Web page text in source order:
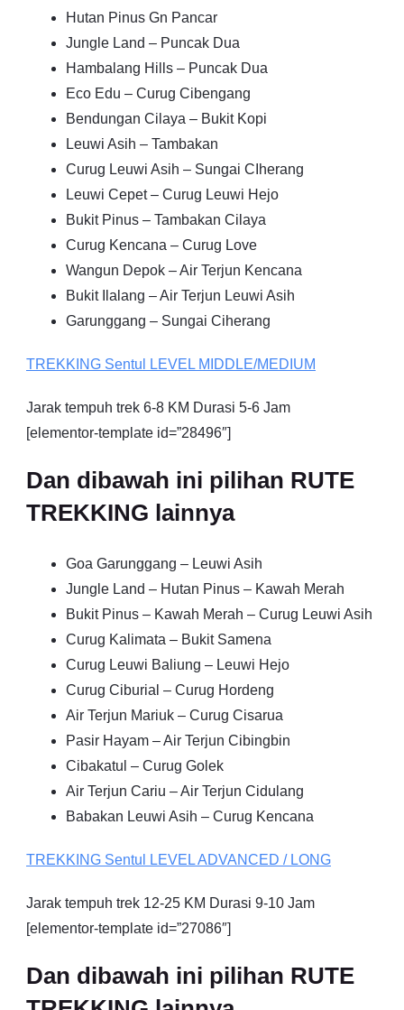
Hutan Pinus Gn Pancar
Jungle Land – Puncak Dua
Hambalang Hills – Puncak Dua
Eco Edu – Curug Cibengang
Bendungan Cilaya – Bukit Kopi
Leuwi Asih – Tambakan
Curug Leuwi Asih – Sungai CIherang
Leuwi Cepet – Curug Leuwi Hejo
Bukit Pinus – Tambakan Cilaya
Curug Kencana – Curug Love
Wangun Depok – Air Terjun Kencana
Bukit Ilalang – Air Terjun Leuwi Asih
Garunggang – Sungai Ciherang
TREKKING Sentul LEVEL MIDDLE/MEDIUM
Jarak tempuh trek 6-8 KM Durasi 5-6 Jam
[elementor-template id=”28496″]
Dan dibawah ini pilihan RUTE
TREKKING lainnya
Goa Garunggang – Leuwi Asih
Jungle Land – Hutan Pinus – Kawah Merah
Bukit Pinus – Kawah Merah – Curug Leuwi Asih
Curug Kalimata – Bukit Samena
Curug Leuwi Baliung – Leuwi Hejo
Curug Ciburial – Curug Hordeng
Air Terjun Mariuk – Curug Cisarua
Pasir Hayam – Air Terjun Cibingbin
Cibakatul – Curug Golek
Air Terjun Cariu – Air Terjun Cidulang
Babakan Leuwi Asih – Curug Kencana
TREKKING Sentul LEVEL ADVANCED / LONG
Jarak tempuh trek 12-25 KM Durasi 9-10 Jam
[elementor-template id=”27086″]
Dan dibawah ini pilihan RUTE